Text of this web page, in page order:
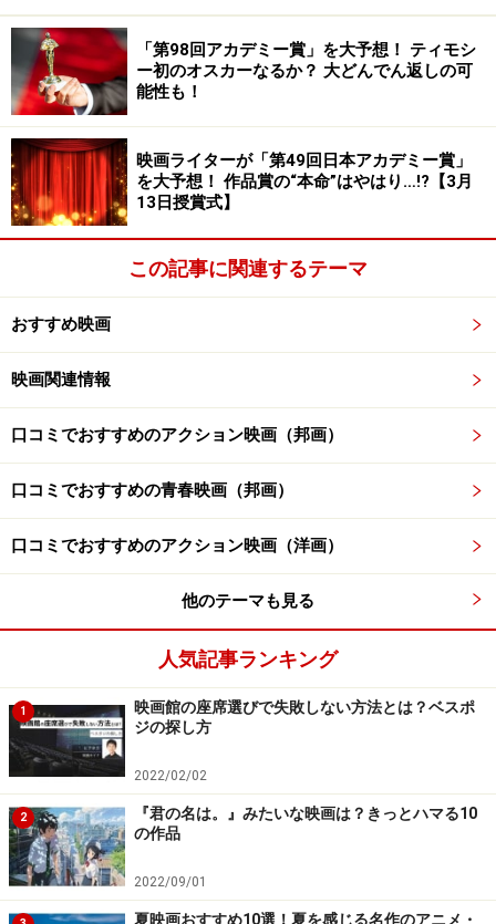
※記事内容は執筆時点のものです。最新の内容をご確認くださ
い。
「第98回アカデミー賞」を大予想！ ティモシ
ー初のオスカーなるか？ 大どんでん返しの可
能性も！
映画ライターが「第49回日本アカデミー賞」
を大予想！ 作品賞の“本命”はやはり…!?【3月
13日授賞式】
この記事に関連するテーマ
おすすめ映画
映画関連情報
口コミでおすすめのアクション映画（邦画）
口コミでおすすめの青春映画（邦画）
口コミでおすすめのアクション映画（洋画）
他のテーマも見る
人気記事ランキング
1
映画館の座席選びで失敗しない方法とは？ベスポ
ジの探し方
2022/02/02
2
『君の名は。』みたいな映画は？きっとハマる10
の作品
2022/09/01
夏映画おすすめ10選！夏を感じる名作のアニメ・